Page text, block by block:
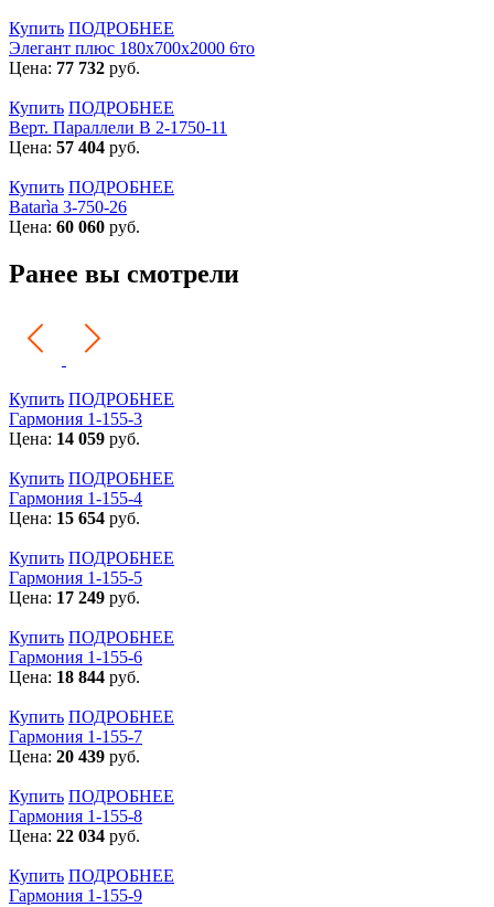
Купить ПОДРОБНЕЕ
Элегант плюс 180x700x2000 6то
Цена: 77 732 руб.
Купить ПОДРОБНЕЕ
Верт. Параллели В 2-1750-11
Цена: 57 404 руб.
Купить ПОДРОБНЕЕ
Batarìa 3-750-26
Цена: 60 060 руб.
Ранее вы смотрели
Купить ПОДРОБНЕЕ
Гармония 1-155-3
Цена: 14 059 руб.
Купить ПОДРОБНЕЕ
Гармония 1-155-4
Цена: 15 654 руб.
Купить ПОДРОБНЕЕ
Гармония 1-155-5
Цена: 17 249 руб.
Купить ПОДРОБНЕЕ
Гармония 1-155-6
Цена: 18 844 руб.
Купить ПОДРОБНЕЕ
Гармония 1-155-7
Цена: 20 439 руб.
Купить ПОДРОБНЕЕ
Гармония 1-155-8
Цена: 22 034 руб.
Купить ПОДРОБНЕЕ
Гармония 1-155-9